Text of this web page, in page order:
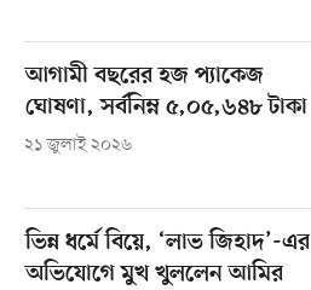
আগামী বছরের হজ প্যাকেজ
ঘোষণা, সর্বনিম্ন ৫,০৫,৬৪৮ টাকা
২১ জুলাই ২০২৬
ভিন্ন ধর্মে বিয়ে, ‘লাভ জিহাদ’-এর
অভিযোগে মুখ খুললেন আমির